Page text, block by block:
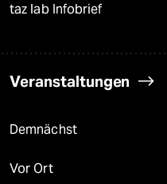
taz lab Infobrief
Veranstaltungen
Demnächst
Vor Ort